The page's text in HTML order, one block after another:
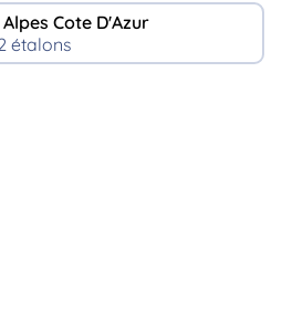
Cote D'Azur
étalons